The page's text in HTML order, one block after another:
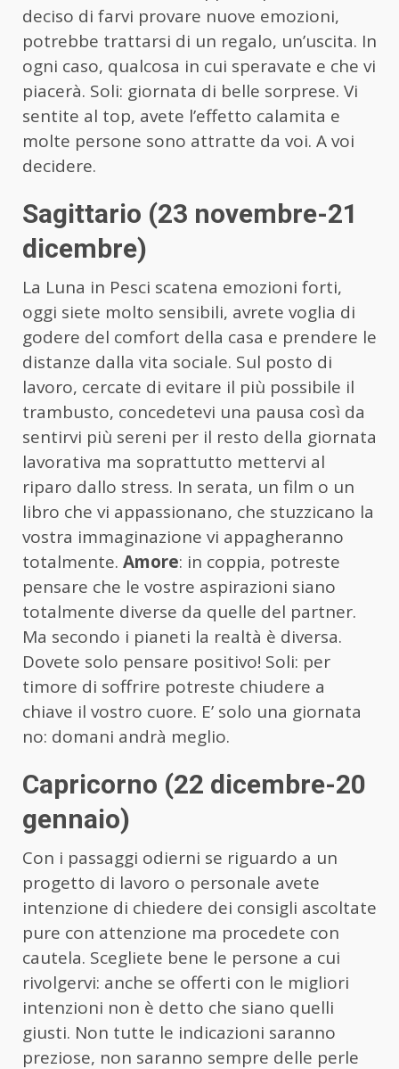
deciso di farvi provare nuove emozioni,
potrebbe trattarsi di un regalo, un’uscita. In
ogni caso, qualcosa in cui speravate e che vi
piacerà. Soli: giornata di belle sorprese. Vi
sentite al top, avete l’effetto calamita e
molte persone sono attratte da voi. A voi
decidere.
Sagittario (23 novembre-21
dicembre)
La Luna in Pesci scatena emozioni forti,
oggi siete molto sensibili, avrete voglia di
godere del comfort della casa e prendere le
distanze dalla vita sociale. Sul posto di
lavoro, cercate di evitare il più possibile il
trambusto, concedetevi una pausa così da
sentirvi più sereni per il resto della giornata
lavorativa ma soprattutto mettervi al
riparo dallo stress. In serata, un film o un
libro che vi appassionano, che stuzzicano la
vostra immaginazione vi appagheranno
totalmente. Amore: in coppia, potreste
pensare che le vostre aspirazioni siano
totalmente diverse da quelle del partner.
Ma secondo i pianeti la realtà è diversa.
Dovete solo pensare positivo! Soli: per
timore di soffrire potreste chiudere a
chiave il vostro cuore. E’ solo una giornata
no: domani andrà meglio.
Capricorno (22 dicembre-20
gennaio)
Con i passaggi odierni se riguardo a un
progetto di lavoro o personale avete
intenzione di chiedere dei consigli ascoltate
pure con attenzione ma procedete con
cautela. Scegliete bene le persone a cui
rivolgervi: anche se offerti con le migliori
intenzioni non è detto che siano quelli
giusti. Non tutte le indicazioni saranno
preziose, non saranno sempre delle perle